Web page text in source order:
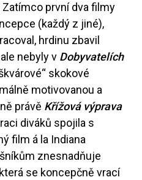
první dva filmy
(každý z jiné),
hrdinu zbavil
nebyly v Dobyvatelích
skokové
motivovanou a
právě Křížová výprava
diváků spojila s
film á la Indiana
znesnadňuje
se koncepčně vrací